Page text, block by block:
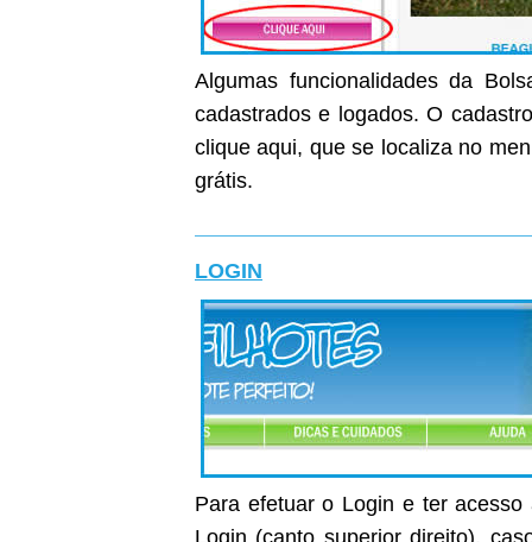
Algumas funcionalidades da
cadastrados e logados. O
clique aqui, que se localiza no
grátis.
LOGIN
Para efetuar o Login e ter
Login (canto superior direito),